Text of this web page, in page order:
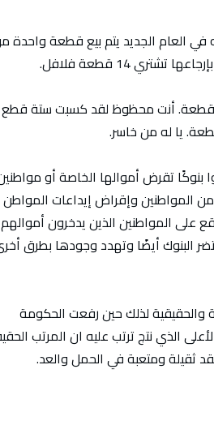
فهذا يعني أنه في العام الجديد يتم بيع قطعة
في الحقيقة أنك تكون قد اقترضت 20 قطعة فلافل وسددت 14 قطعة. أنت محظوظ لقد كسبت ستة قطع
تقرض أموالها الخاصة أو
المواطنين وإقراض إيداعات المواطن
على المواطنين الذين يدخرون أموالهم
تضر البنوك أيضًا وتهدد وجودها بطرق
والحقيقية لذلك حين رفعت الحكومة
الذي نتج ترتب عليه ان المرتب
ثقيلة ومتعبة في الحمل والعد.